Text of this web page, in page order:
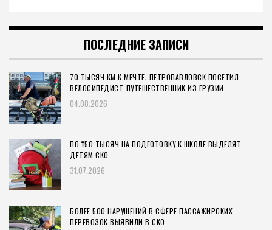
ПОСЛЕДНИЕ ЗАПИСИ
70 ТЫСЯЧ КМ К МЕЧТЕ: ПЕТРОПАВЛОВСК ПОСЕТИЛ
ВЕЛОСИПЕДИСТ-ПУТЕШЕСТВЕННИК ИЗ ГРУЗИИ
04.08.2026
ПО ₸50 ТЫСЯЧ НА ПОДГОТОВКУ К ШКОЛЕ ВЫДЕЛЯТ
ДЕТЯМ СКО
31.07.2026
БОЛЕЕ 500 НАРУШЕНИЙ В СФЕРЕ ПАССАЖИРСКИХ
ПЕРЕВОЗОК ВЫЯВИЛИ В СКО